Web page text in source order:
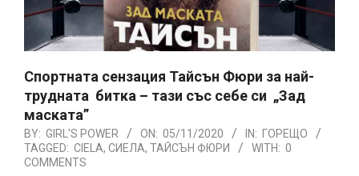
Спортната сензация Тайсън Фюри за най-
трудната битка – тази със себе си „Зад
маската”
BY: GIRL'S POWER ON: 05/11/2020 IN: ГОРЕЩО
TAGGED: CIELA, СИЕЛА, ТАЙСЪН ФЮРИ WITH: 0
COMMENTS